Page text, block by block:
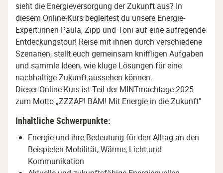
sieht die Energieversorgung der Zukunft aus? In
diesem Online-Kurs begleitest du unsere Energie-
Expert:innen Paula, Zipp und Toni auf eine aufregende
Entdeckungstour! Reise mit ihnen durch verschiedene
Szenarien, stellt euch gemeinsam kniffligen Aufgaben
und sammle Ideen, wie kluge Lösungen für eine
nachhaltige Zukunft aussehen können.
Dieser Online-Kurs ist Teil der MINTmachtage 2025
zum Motto „ZZZAP! BÄM! Mit Energie in die Zukunft"
Inhaltliche Schwerpunkte:
Energie und ihre Bedeutung für den Alltag an den
Beispielen Mobilität, Wärme, Licht und
Kommunikation